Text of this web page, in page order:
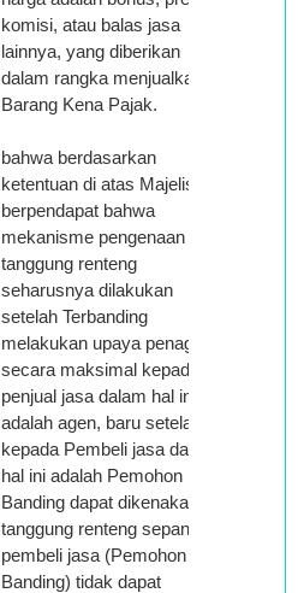
komisi, atau balas jasa
lainnya, yang diberikan
dalam rangka menjualkan
Barang Kena Pajak.
bahwa berdasarkan
ketentuan di atas Majelis
berpendapat bahwa
mekanisme pengenaan
tanggung renteng
seharusnya dilakukan
setelah Terbanding
melakukan upaya penagihan
secara maksimal kepada
penjual jasa dalam hal ini
adalah agen, baru setelah itu
kepada Pembeli jasa dalam
hal ini adalah Pemohon
Banding dapat dikenakan
tanggung renteng sepanjang
pembeli jasa (Pemohon
Banding) tidak dapat